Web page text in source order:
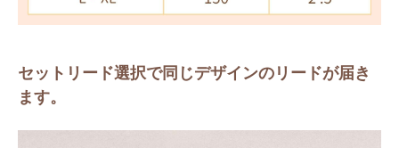
セットリード選択で同じデザインのリードが届き
ます。